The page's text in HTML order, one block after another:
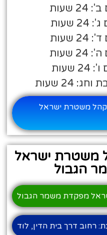
24 שעות
קהל משטרת ישראל
משטרת ישראל
הגבול
מפקדת משמר הגבול
רחוב דרך בית הדין, לוד